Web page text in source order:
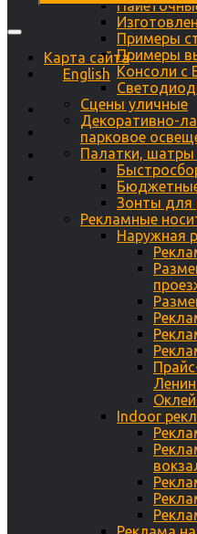
Примеры
Примеры
Консоли с
Сцены уличные
Декоративно-
парковое
Палатки, шатры
Зонты для
Рекламные
Наружная
Indoor
Карта сайта
English